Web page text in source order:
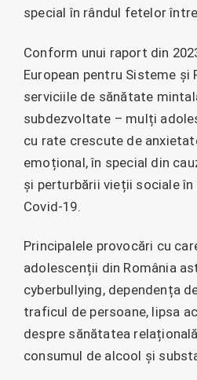
special în rândul fetelor
Conform unui raport din
European pentru Sisteme și
serviciile de sănătate
subdezvoltate – mulți
cu rate crescute de
emoțional, în special din
și perturbării vieții sociale
Covid-19.
Principalele provocări cu
adolescenții din România
cyberbullying, dependența
traficul de persoane, lipsa
despre sănătatea
consumul de alcool și